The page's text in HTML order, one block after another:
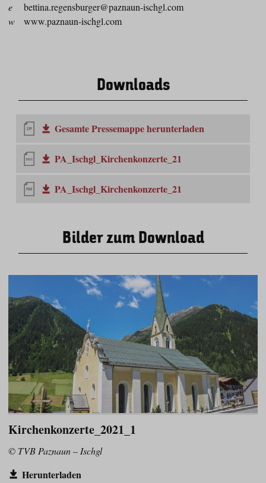
e
bettina.regensburger@paznaun-ischgl.com
w
www.paznaun-ischgl.com
Downloads
Gesamte Pressemappe herunterladen
PA_Ischgl_Kirchenkonzerte_21
PA_Ischgl_Kirchenkonzerte_21
Bilder zum Download
Kirchenkonzerte_2021_1
© TVB Paznaun – Ischgl
Herunterladen